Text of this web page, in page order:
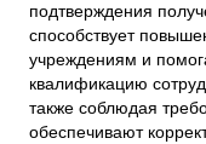
подтверждения
способствует
учреждениям и
квалификацию
также соблюдая
обеспечивают